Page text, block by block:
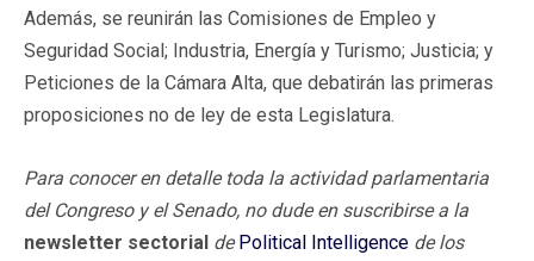
Además, se reunirán las Comisiones de Empleo y
Seguridad Social; Industria, Energía y Turismo; Justicia; y
Peticiones de la Cámara Alta, que debatirán las primeras
proposiciones no de ley de esta Legislatura.
Para conocer en detalle toda la actividad parlamentaria
del Congreso y el Senado, no dude en suscribirse a la
newsletter sectorial dePolitical Intelligence de los